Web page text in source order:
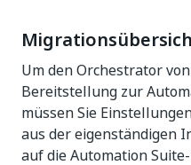
Um den Orchestrator
Bereitstellung zur
müssen Sie
aus der eigenständigen
auf die Automation